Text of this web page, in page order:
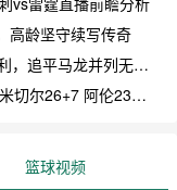
高龄坚守续写传奇
并列无冠球员历史第一
分 梅里尔23分 詹金斯17分
篮球视频